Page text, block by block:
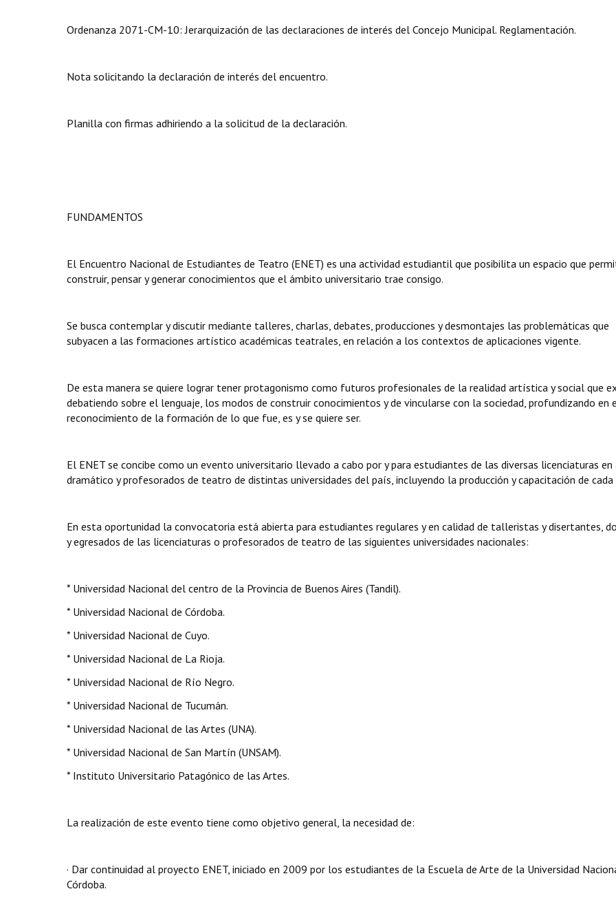
Ordenanza 2071-CM-10: Jerarquización de las declaraciones de interés del Concejo Municipal. Reglamentación.
Nota solicitando la declaración de interés del encuentro.
Planilla con firmas adhiriendo a la solicitud de la declaración.
FUNDAMENTOS
El Encuentro Nacional de Estudiantes de Teatro (ENET) es una actividad estudiantil que posibilita un espacio que
construir, pensar y generar conocimientos que el ámbito universitario trae consigo.
Se busca contemplar y discutir mediante talleres, charlas, debates, producciones y desmontajes las problemáticas que
subyacen a las formaciones artístico académicas teatrales, en relación a los contextos de aplicaciones vigente.
De esta manera se quiere lograr tener protagonismo como futuros profesionales de la realidad artística y social que
debatiendo sobre el lenguaje, los modos de construir conocimientos y de vincularse con la sociedad, profundizando en
reconocimiento de la formación de lo que fue, es y se quiere ser.
El ENET se concibe como un evento universitario llevado a cabo por y para estudiantes de las diversas licenciaturas
dramático y profesorados de teatro de distintas universidades del país, incluyendo la producción y capacitación de cada
En esta oportunidad la convocatoria está abierta para estudiantes regulares y en calidad de talleristas y disertantes,
y egresados de las licenciaturas o profesorados de teatro de las siguientes universidades nacionales:
* Universidad Nacional del centro de la Provincia de Buenos Aires (Tandil).
* Universidad Nacional de Córdoba.
* Universidad Nacional de Cuyo.
* Universidad Nacional de La Rioja.
* Universidad Nacional de Río Negro.
* Universidad Nacional de Tucumán.
* Universidad Nacional de las Artes (UNA).
* Universidad Nacional de San Martín (UNSAM).
* Instituto Universitario Patagónico de las Artes.
La realización de este evento tiene como objetivo general, la necesidad de:
· Dar continuidad al proyecto ENET, iniciado en 2009 por los estudiantes de la Escuela de Arte de la Universidad
Córdoba.